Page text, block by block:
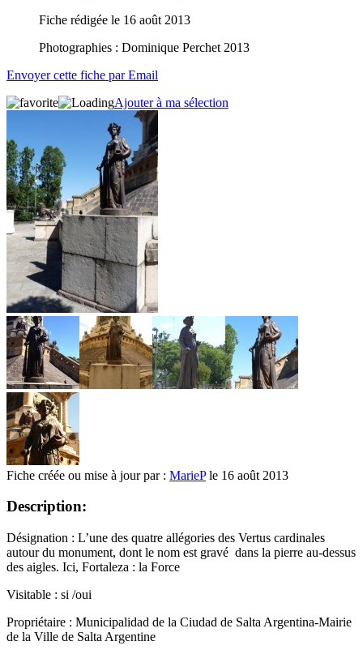
Fiche rédigée le 16 août 2013
Photographies : Dominique Perchet 2013
Envoyer cette fiche par Email
Ajouter à ma sélection
Fiche créée ou mise à jour par : MariePle 16 août 2013
Description:
Désignation : L’une des quatre allégories des Vertus cardinales
autour du monument, dont le nom est gravé dans la pierre au-dessus
des aigles. Ici, Fortaleza : la Force
Visitable : si /oui
Propriétaire : Municipalidad de la Ciudad de Salta Argentina-Mairie
de la Ville de Salta Argentine